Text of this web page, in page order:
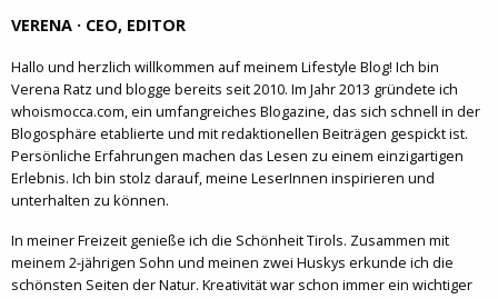
VERENA · CEO, EDITOR
Hallo und herzlich willkommen auf meinem Lifestyle Blog! Ich bin
Verena Ratz und blogge bereits seit 2010. Im Jahr 2013 gründete ich
whoismocca.com, ein umfangreiches Blogazine, das sich schnell in der
Blogosphäre etablierte und mit redaktionellen Beiträgen gespickt ist.
Persönliche Erfahrungen machen das Lesen zu einem einzigartigen
Erlebnis. Ich bin stolz darauf, meine LeserInnen inspirieren und
unterhalten zu können.
In meiner Freizeit genieße ich die Schönheit Tirols. Zusammen mit
meinem 2-jährigen Sohn und meinen zwei Huskys erkunde ich die
schönsten Seiten der Natur. Kreativität war schon immer ein wichtiger